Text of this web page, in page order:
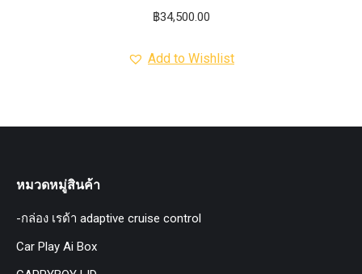
฿34,500.00
Add to Wishlist
หมวดหมู่สินค้า
-กล่อง เรด้า adaptive cruise control
Car Play Ai Box